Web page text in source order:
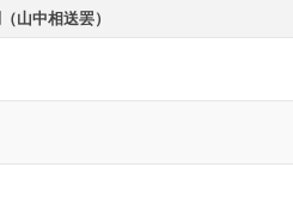
山中相送罢）